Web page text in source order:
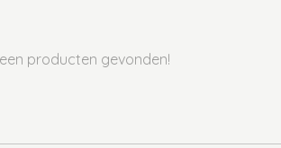
producten gevonden!